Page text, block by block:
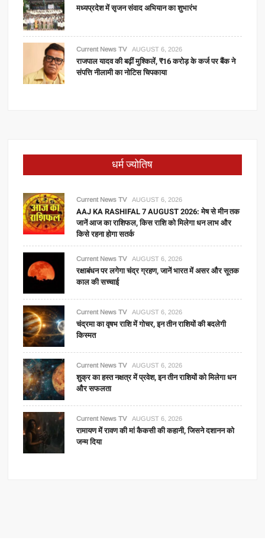
मध्यप्रदेश में सृजन संवाद अभियान का शुभारंभ
Current News TV AUGUST 6, 2026
राजपाल यादव की बढ़ीं मुश्किलें, ₹16 करोड़ के कर्ज पर बैंक ने
संपत्ति नीलामी का नोटिस चिपकाया
धर्म ज्योतिष
Current News TV AUGUST 6, 2026
AAJ KA RASHIFAL 7 AUGUST 2026: मेष से मीन तक
जानें आज का राशिफल, किस राशि को मिलेगा धन लाभ और
किसे रहना होगा सतर्क
Current News TV AUGUST 6, 2026
रक्षाबंधन पर लगेगा चंद्र ग्रहण, जानें भारत में असर और सूतक
काल की सच्चाई
Current News TV AUGUST 6, 2026
चंद्रमा का वृषभ राशि में गोचर, इन तीन राशियों की बदलेगी
किस्मत
Current News TV AUGUST 6, 2026
शुक्र का हस्त नक्षत्र में प्रवेश, इन तीन राशियों को मिलेगा धन
और सफलता
Current News TV AUGUST 6, 2026
रामायण में रावण की मां कैकसी की कहानी, जिसने दशानन को
जन्म दिया